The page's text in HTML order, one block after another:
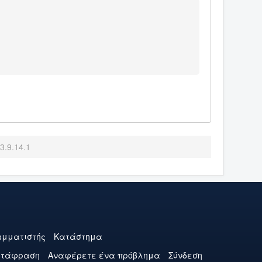
3.9.14.1
Κατάστημα
Αναφέρετε ένα πρόβλημα Σύνδεση